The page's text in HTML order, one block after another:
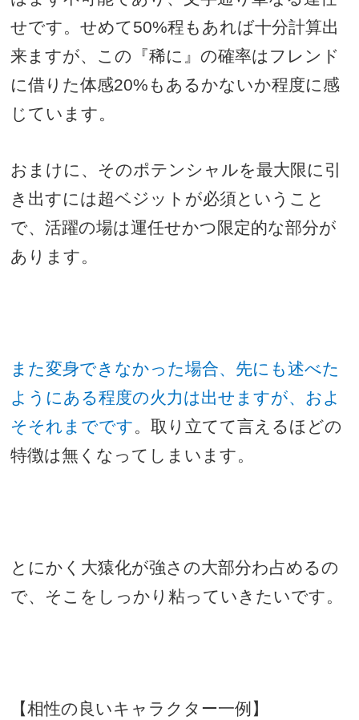
せです。せめて50%程もあれば十分計算出
来ますが、この『稀に』の確率はフレンド
に借りた体感20% もあるかないか程度に感
じています。
おまけに、そのポテンシャルを最大限に引
き出すには超ベジットが必須ということ
で、活躍の場は運任せかつ限定的な部分が
あります。
また変身できなかった場合、先にも述べた
ようにある程度の火力は出せますが、およ
そそれまでです。取り立てて言えるほどの
特徴は無くなってしまいます。
とにかく大猿化が強さの大部分わ占めるの
で、そこをしっかり粘っていきたいです。
【相性の良いキャラクター一例】